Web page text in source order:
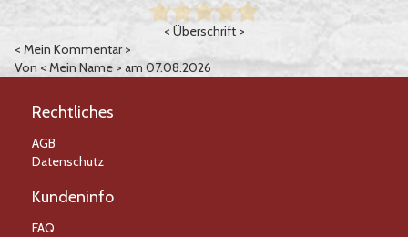
< Überschrift >
< Mein Kommentar >
Von < Mein Name > am 07.08.2026
Rechtliches
AGB
Datenschutz
Kundeninfo
FAQ